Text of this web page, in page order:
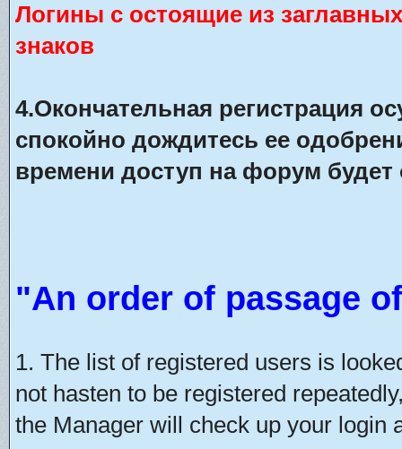
Логины с остоящие из
знаков
4.Окончательная регистрация
спокойно дождитесь ее
времени доступ на форум будет
"An order of passage
1. The list of registered users is
not hasten to be registered
the Manager will check up your login